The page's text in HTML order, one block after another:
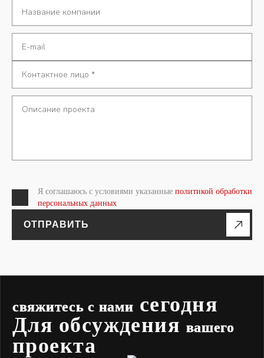
Я соглашаюсь с условиями указанные политикой обработки
персональных данных
ОТПРАВИТЬ
свяжитесь с нами сегодня
Для обсуждения вашего
проекта